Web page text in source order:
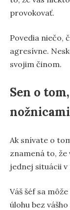
provokovať.
Povedia niečo,
agresívne.
svojim činom.
Sen o
nožnicami
Ak snívate o
znamená to,
jednej situácii
Váš šéf sa
úlohu bez